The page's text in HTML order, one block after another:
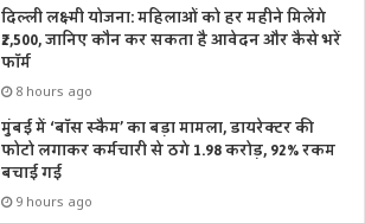
दिल्ली लक्ष्मी योजना: महिलाओं को हर महीने मिलेंगे
₹2,500, जानिए कौन कर सकता है आवेदन और कैसे भरें
फॉर्म
8 hours ago
मुंबई में ‘बॉस स्कैम’ का बड़ा मामला, डायरेक्टर की
फोटो लगाकर कर्मचारी से ठगे 1.98 करोड़, 92% रकम
बचाई गई
9 hours ago